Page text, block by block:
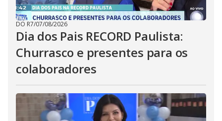
DO R7/07/08/2026
Dia dos Pais RECORD Paulista:
Churrasco e presentes para os
colaboradores